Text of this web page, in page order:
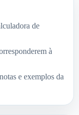
de
à
e exemplos da